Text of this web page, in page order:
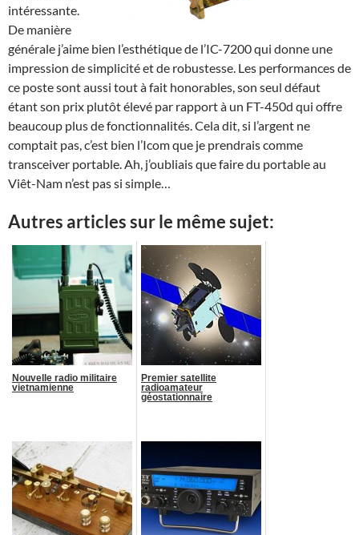
intéressante.
De manière
générale j’aime bien l’esthétique de l’IC-7200 qui donne une
impression de simplicité et de robustesse. Les performances de
ce poste sont aussi tout à fait honorables, son seul défaut
étant son prix plutôt élevé par rapport à un FT-450d qui offre
beaucoup plus de fonctionnalités. Cela dit, si l’argent ne
comptait pas, c’est bien l’Icom que je prendrais comme
transceiver portable. Ah, j’oubliais que faire du portable au
Viêt-Nam n’est pas si simple…
Autres articles sur le même sujet:
Nouvelle radio militaire
vietnamienne
Premier satellite
radioamateur
géostationnaire